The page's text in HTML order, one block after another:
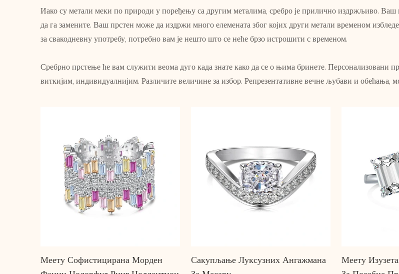
Иако су метали меки по природи у поређењу са другим металима, сребро је прилично издржљиво. Ваш
да га замените. Ваш прстен може да издржи много елемената због којих други метали временом
за свакодневну употребу, потребно вам је нешто што се неће брзо истрошити с временом.
Сребрно прстење ће вам служити веома дуго када знате како да се о њима бринете. Персонализовани
виткијим, индивидуалнијим. Различите величине за избор. Репрезентативне вечне љубави и обећања,
Меету Софистицирана Морден
Сакупљање Луксузних Ангажмана
Меету